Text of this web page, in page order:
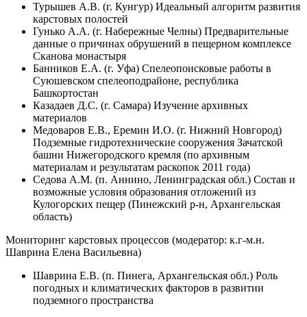
Турышев А.В. (г. Кунгур) Идеальный алгоритм развития
карстовых полостей
Гунько А.А. (г. Набережные Челны) Предварительные
данные о причинах обрушений в пещерном комплексе
Сканова монастыря
Банников Е.А. (г. Уфа) Спелеопоисковые работы в
Суюшевском спелеоподрайоне, республика
Башкортостан
Казадаев Д.С. (г. Самара) Изучение архивных
материалов
Медоваров Е.В., Еремин И.О. (г. Нижний Новгород)
Подземные гидротехнические сооружения Зачатской
башни Нижегородского кремля (по архивным
материалам и результатам раскопок 2011 года)
Седова А.М. (п. Аннино, Ленинградская обл.) Состав и
возможные условия образования отложений из
Кулогорских пещер (Пинежский р-н, Архангельская
область)
Мониторинг карстовых процессов (модератор: к.г-м.н.
Шаврина Елена Васильевна)
Шаврина Е.В. (п. Пинега, Архангельская обл.) Роль
погодных и климатических факторов в развитии
подземного пространства